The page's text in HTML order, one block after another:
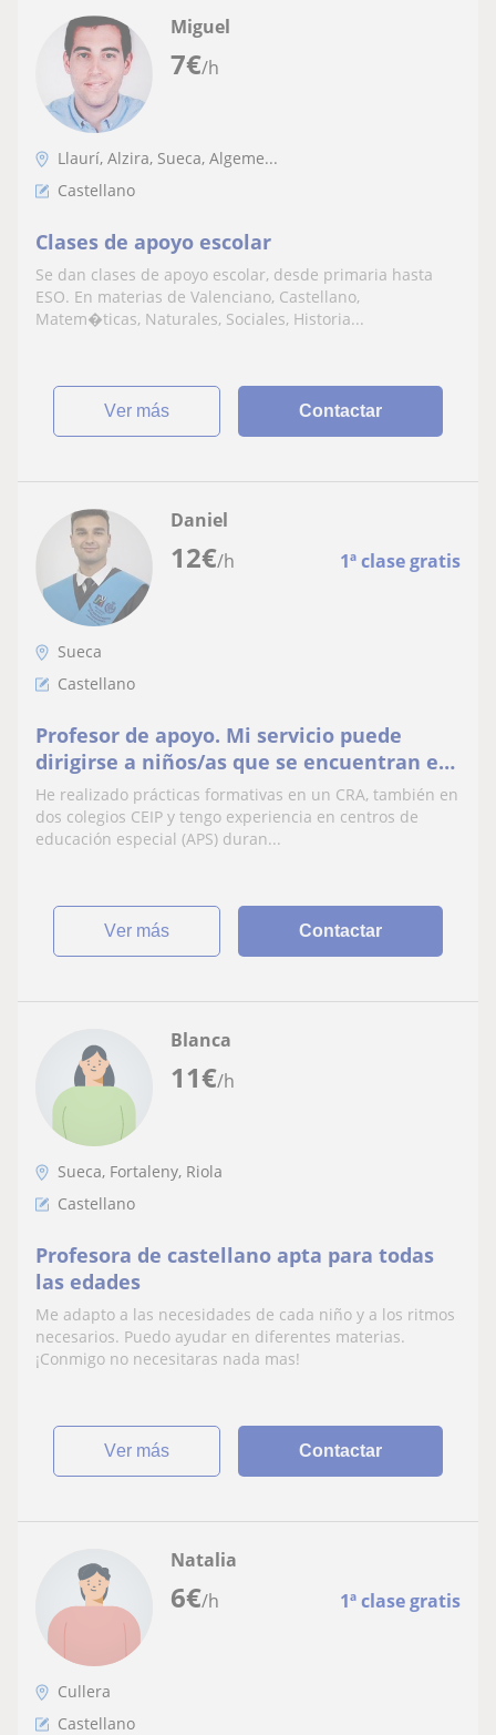
7€/h
Miguel
Llaurí, Alzira, Sueca, Algeme...
Castellano
Clases de apoyo escolar
Se dan clases de apoyo escolar, desde primaria hasta
ESO. En materias de Valenciano, Castellano,
Matem�ticas, Naturales, Sociales, Historia...
ver más Contactar
12€/h 1ª clase gratis
Daniel
Sueca
Castellano
Profesor de apoyo. Mi servicio puede
dirigirse a niños/as que se encuentran en
educación infantil y educación primaria
He realizado prácticas formativas en un CRA, también en
dos colegios CEIP y tengo experiencia en centros de
educación especial (APS) duran...
ver más Contactar
11€/h
Blanca
Sueca, Fortaleny, Riola
Castellano
Profesora de castellano apta para todas
las edades
Me adapto a las necesidades de cada niño y a los ritmos
necesarios. Puedo ayudar en diferentes materias.
¡Conmigo no necesitaras nada mas!
ver más Contactar
6€/h 1ª clase gratis
Natalia
Cullera
Castellano